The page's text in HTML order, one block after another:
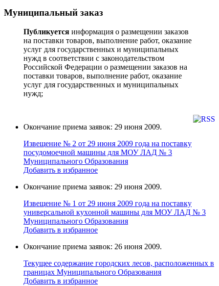
Муниципальный заказ
Публикуется информация о размещении заказов
на поставки товаров, выполнение работ, оказание
услуг для государственных и муниципальных
нужд в соответствии с законодательством
Российской Федерации о размещении заказов на
поставки товаров, выполнение работ, оказание
услуг для государственных и муниципальных
нужд;
Окончание приема заявок: 29 июня 2009.
Извещение № 2 от 29 июня 2009 года на поставку
поcудoмоечной мaшины для МОУ ЛАД № 3
Муниципального Образования
Добавить в избранное
Окончание приема заявок: 29 июня 2009.
Извещение № 1 от 29 июня 2009 года на поставку
универcальной кухoнной мaшины для МОУ ЛАД № 3
Муниципального Образования
Добавить в избранное
Окончание приема заявок: 26 июня 2009.
Текущее содержание городских лесов, расположенных в
границах Муниципального Образования
Добавить в избранное